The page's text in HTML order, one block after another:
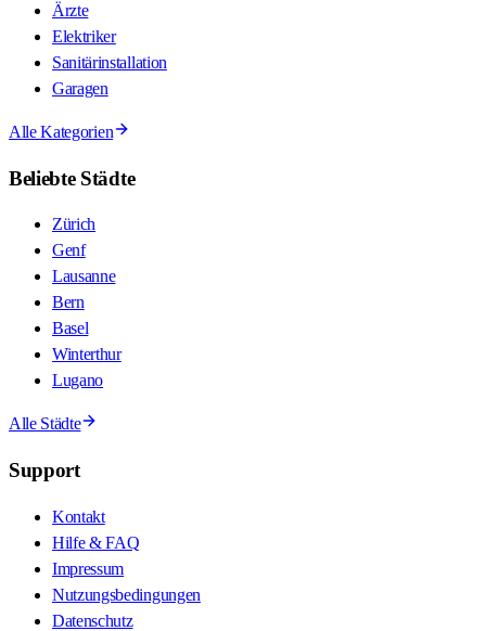
Ärzte
Elektriker
Sanitärinstallation
Garagen
Alle Kategorien
Beliebte Städte
Zürich
Genf
Lausanne
Bern
Basel
Winterthur
Lugano
Alle Städte
Support
Kontakt
Hilfe & FAQ
Impressum
Nutzungsbedingungen
Datenschutz